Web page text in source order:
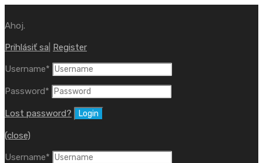
Ahoj.
Prihlásiť sa Register
Username*
Password*
Lost password?
(close)
Username*